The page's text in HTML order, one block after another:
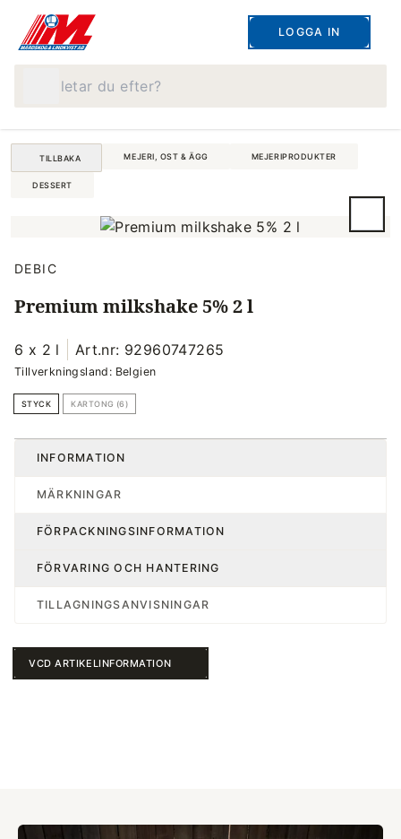
LOGGA IN
TILLBAKA MEJERI, OST & ÄGG MEJERIPRODUKTER
DESSERT
DEBIC
Premium milkshake 5% 2 l
6 x 2 l Art.nr: 92960747265
Tillverkningsland: Belgien
STYCK KARTONG (6)
INFORMATION
MÄRKNINGAR
FÖRPACKNINGSINFORMATION
FÖRVARING OCH HANTERING
TILLAGNINGSANVISNINGAR
VCD ARTIKELINFORMATION